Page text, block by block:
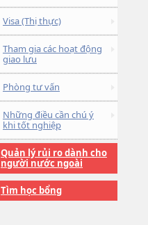
Visa (Thị thực)
Tham gia các hoạt động
giao lưu
Phòng tư vấn
Những điều cần chú ý
khi tốt nghiệp
Quản lý rủi ro dành cho
người nước ngoài
Tìm học bổng